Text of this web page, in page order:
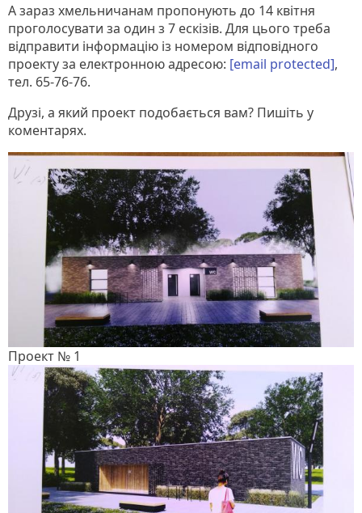
А зараз хмельничанам пропонують до 14 квітня
проголосувати за один з 7 ескізів. Для цього треба
відправити інформацію із номером відповідного
проекту за електронною адресою: [email protected],
тел. 65-76-76.
Друзі, а який проект подобається вам? Пишіть у
коментарях.
Проект № 1